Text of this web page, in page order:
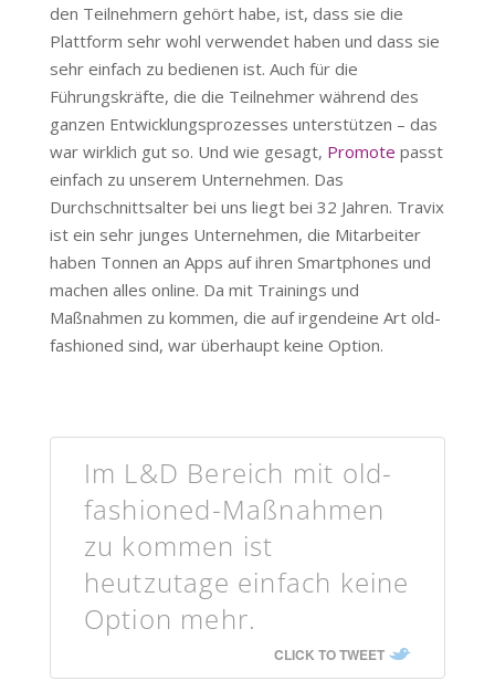
den Teilnehmern gehört habe, ist, dass sie die
Plattform sehr wohl verwendet haben und dass sie
sehr einfach zu bedienen ist. Auch für die
Führungskräfte, die die Teilnehmer während des
ganzen Entwicklungsprozesses unterstützen – das
war wirklich gut so. Und wie gesagt, Promote passt
einfach zu unserem Unternehmen. Das
Durchschnittsalter bei uns liegt bei 32 Jahren. Travix
ist ein sehr junges Unternehmen, die Mitarbeiter
haben Tonnen an Apps auf ihren Smartphones und
machen alles online. Da mit Trainings und
Maßnahmen zu kommen, die auf irgendeine Art old-
fashioned sind, war überhaupt keine Option.
Im L&D Bereich mit old-
fashioned-Maßnahmen
zu kommen ist
heutzutage einfach keine
Option mehr.
CLICK TO TWEET